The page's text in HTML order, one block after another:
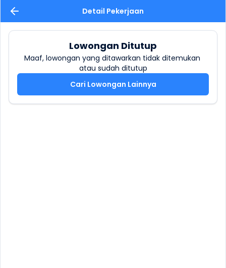
Detail Pekerjaan
Lowongan Ditutup
Maaf, lowongan yang ditawarkan tidak ditemukan
atau sudah ditutup
Cari Lowongan Lainnya